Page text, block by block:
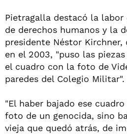
Pietragalla destacó la labor
de derechos humanos y la
presidente Néstor Kirchner,
en el 2003, "puso las
el cuadro con la foto de
paredes del Colegio Militar".
"El haber bajado ese
foto de un genocida, sino
vieja que quedó atrás, de